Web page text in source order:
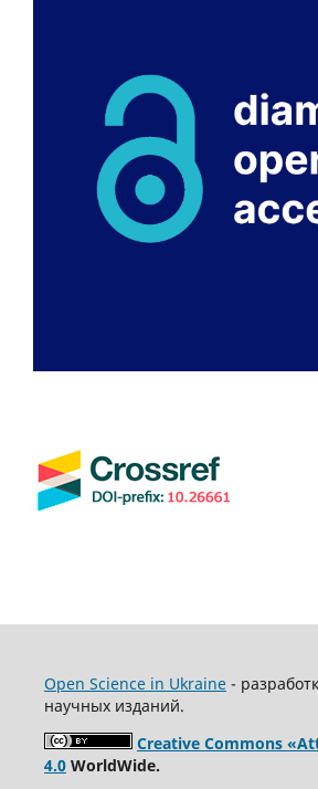
Open Science in Ukraine-
научных изданий.
Creative Commons
4.0WorldWide.